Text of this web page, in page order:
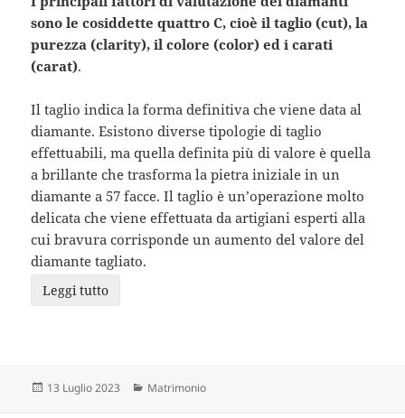
sono le cosiddette quattro C, cioè il taglio (cut), la
purezza (clarity), il colore (color) ed i carati
(carat).
Il taglio indica la forma definitiva che viene data al
diamante. Esistono diverse tipologie di taglio
effettuabili, ma quella definita più di valore è quella
a brillante che trasforma la pietra iniziale in un
diamante a 57 facce. Il taglio è un’operazione molto
delicata che viene effettuata da artigiani esperti alla
cui bravura corrisponde un aumento del valore del
diamante tagliato.
Leggi tutto
Scritto
13 Luglio 2023 Categorie
Matrimonio